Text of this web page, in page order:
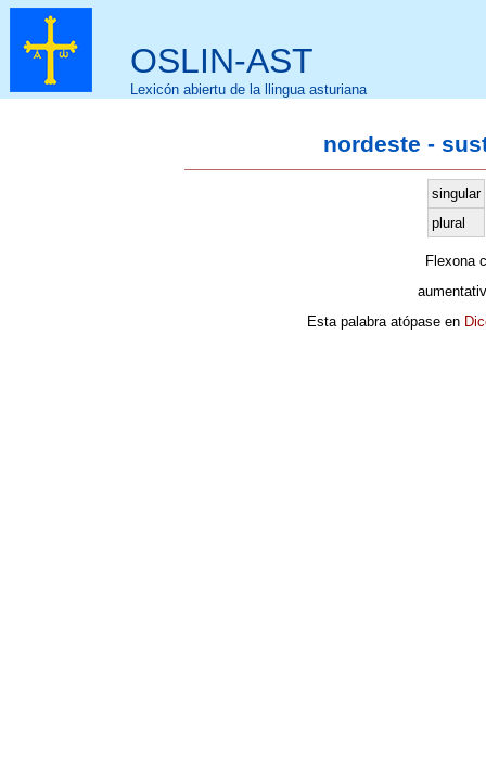
OSLIN-AST
Lexicón abiertu de la llingua asturiana
nordeste -
singular
plural
Flexona
Esta palabra atópase en